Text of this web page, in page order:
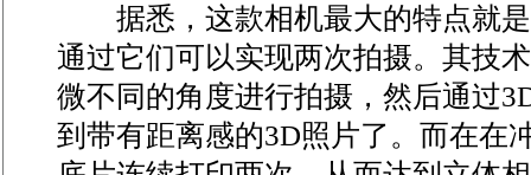
据悉，这款相机最大的特点就是
通过它们可以实现两次拍摄。其技
微不同的角度进行拍摄，然后通过
到带有距离感的3D照片了。而在在